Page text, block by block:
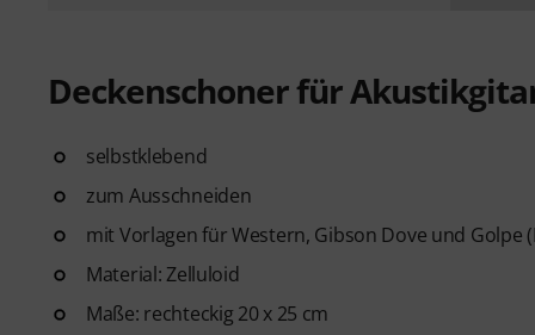
Deckenschoner für
selbstklebend
zum Ausschneiden
mit Vorlagen für Western, Gibson Dove und Golpe
Material: Zelluloid
Maße: rechteckig 20 x 25 cm